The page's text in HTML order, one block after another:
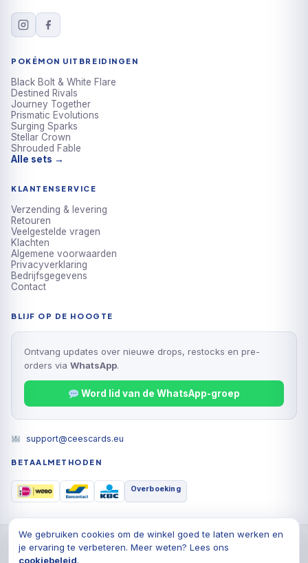
POKÉMON UITBREIDINGEN
Black Bolt & White Flare
Destined Rivals
Journey Together
Prismatic Evolutions
Surging Sparks
Stellar Crown
Shrouded Fable
Alle sets →
KLANTENSERVICE
Verzending & levering
Retouren
Veelgestelde vragen
Klachten
Algemene voorwaarden
Privacyverklaring
Bedrijfsgegevens
Contact
BLIJF OP DE HOOGTE
Ontvang updates over nieuwe drops, restocks en pre-
orders via WhatsApp.
Word lid van de WhatsApp-groep
support@ceescards.eu
BETAALMETHODEN
Overboeking
© 2026 Cees Cards B.V., Alle rechten voorbehouden
PrivacyverklaringAlgemene voorwaarden Cookiebeleid
We gebruiken cookies om de winkel goed te laten werken en
je ervaring te verbeteren. Meer weten? Lees ons
cookiebeleid.